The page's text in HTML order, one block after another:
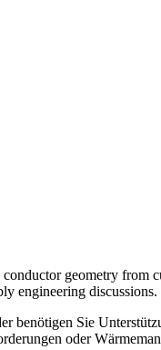
geometry
engineering discussions.
benötigen Sie
oder